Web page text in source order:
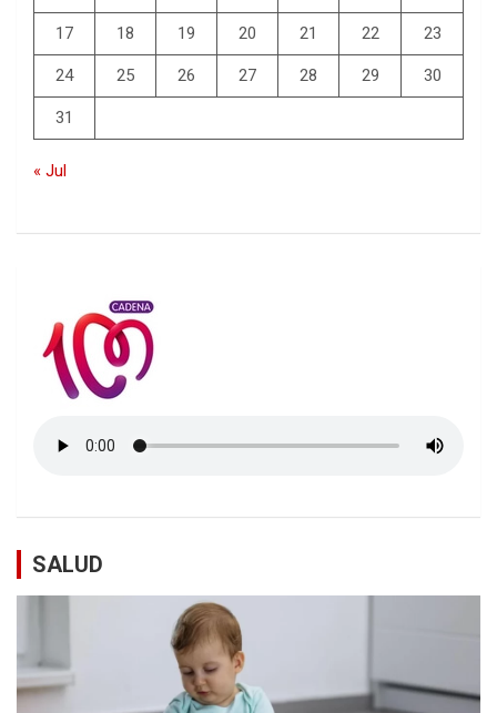
17 18 19 20 21 22 23
24 25 26 27 28 29 30
31
« Jul
SALUD